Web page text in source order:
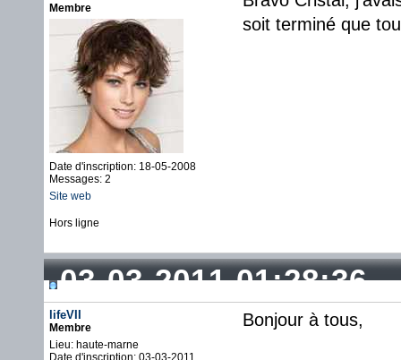
Membre
Date d'inscription: 18-05-2008
Messages: 2
Site web
soit terminé que
Hors ligne
03-03-2011 01:28:36
lifeVII
Membre
Lieu: haute-marne
Date d'inscription: 03-03-2011
Bonjour à tous,